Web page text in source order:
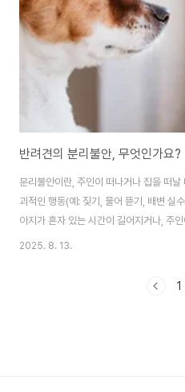
반려견의 분리불안, 무엇인가요?
분리불안이란, 주인이 떠나거나 집을 떠
괴적인 행동(예: 짖기, 물어 뜯기, 배변 실
아지가 혼자 있는 시간이 길어지거나, 주
니다.분리불안은 정서적 문제로, 강아지가
도한 짖기반려견이 혼자 있을 때 계속 짖
2025. 8. 13.
1